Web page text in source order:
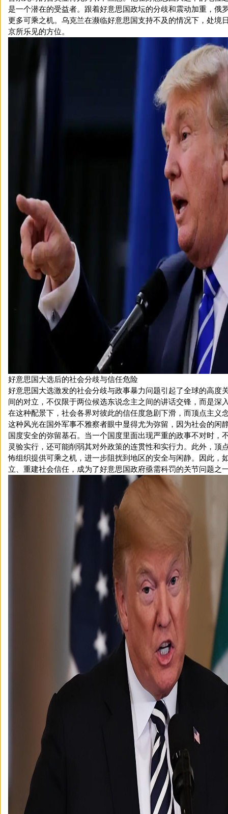
是一个潜在的受益者。跟着好意思国政坛的分歧和震动加重，俄
更多可乘之机。乌克兰在濒临好意思国支持不及的情况下，处境
京所乐见的方位。
好意思国大选后的社会分歧与信任危险
好意思国大选激发的社会分歧与政事暴力问题引起了全球的高度
间的对立，不仅限于两位候选东说念主之间的讲话交锋，而是深
在这种配景下，社会各界对彼此的信任度急剧下滑，而顶点主义
这种风光在国外军事不雅察者眼中显得尤为弥留，因为社会的闲
国度安全的弥留基石。当一个国度里面出现严重的政事不对时，
灵验实行，还可能削弱其对外政策的连贯性和实行力。此外，顶
怖组织提供可乘之机，进一步阻扰到地区的安全与闲静。因此，
立、重建社会信任，成为了好意思国政府亟需科罚的关节问题之